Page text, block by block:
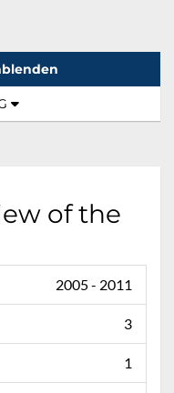
of the
2005 - 2011
3
1